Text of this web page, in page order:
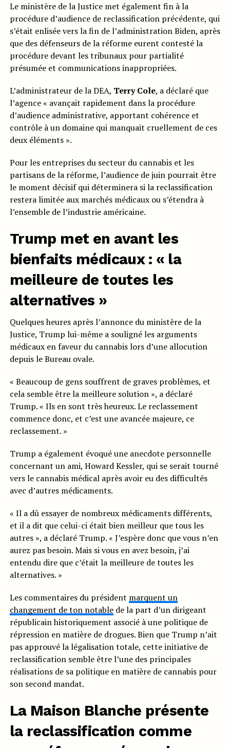
Le ministère de la Justice met également fin à la
procédure d’audience de reclassification précédente, qui
s’était enlisée vers la fin de l’administration Biden, après
que des défenseurs de la réforme eurent contesté la
procédure devant les tribunaux pour partialité
présumée et communications inappropriées.
L’administrateur de la DEA, Terry Cole, a déclaré que
l’agence « avançait rapidement dans la procédure
d’audience administrative, apportant cohérence et
contrôle à un domaine qui manquait cruellement de ces
deux éléments ».
Pour les entreprises du secteur du cannabis et les
partisans de la réforme, l’audience de juin pourrait être
le moment décisif qui déterminera si la reclassification
restera limitée aux marchés médicaux ou s’étendra à
l’ensemble de l’industrie américaine.
Trump met en avant les
bienfaits médicaux : « la
meilleure de toutes les
alternatives »
Quelques heures après l’annonce du ministère de la
Justice, Trump lui-même a souligné les arguments
médicaux en faveur du cannabis lors d’une allocution
depuis le Bureau ovale.
« Beaucoup de gens souffrent de graves problèmes, et
cela semble être la meilleure solution », a déclaré
Trump. « Ils en sont très heureux. Le reclassement
commence donc, et c’est une avancée majeure, ce
reclassement. »
Trump a également évoqué une anecdote personnelle
concernant un ami, Howard Kessler, qui se serait tourné
vers le cannabis médical après avoir eu des difficultés
avec d’autres médicaments.
« Il a dû essayer de nombreux médicaments différents,
et il a dit que celui-ci était bien meilleur que tous les
autres », a déclaré Trump. « J’espère donc que vous n’en
aurez pas besoin. Mais si vous en avez besoin, j’ai
entendu dire que c’était la meilleure de toutes les
alternatives. »
Les commentaires du président marquent un
changement de ton notablede la part d’un dirigeant
républicain historiquement associé à une politique de
répression en matière de drogues. Bien que Trump n’ait
pas approuvé la légalisation totale, cette initiative de
reclassification semble être l’une des principales
réalisations de sa politique en matière de cannabis pour
son second mandat.
La Maison Blanche présente
la reclassification comme